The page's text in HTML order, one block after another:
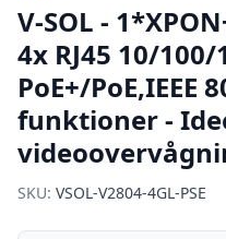
V-SOL -
4x RJ45 10/
PoE+/PoE,IEEE
funktioner -
SKU: VSOL-V2804-4GL-PSE